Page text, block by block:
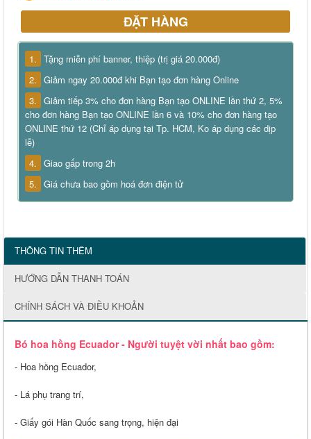
ĐẶT HÀNG
1. Tặng miễn phí banner, thiệp (trị giá 20.000đ)
2. Giảm ngay 20.000đ khi Bạn tạo đơn hàng Online
3. Giảm tiếp 3% cho đơn hàng Bạn tạo ONLINE lần thứ 2, 5%
cho đơn hàng Bạn tạo ONLINE lần 6 và 10% cho đơn hàng tạo
ONLINE thứ 12 (Chỉ áp dụng tại Tp. HCM, Ko áp dụng các dịp
lễ)
4. Giao gấp trong 2h
5. Giá chưa bao gồm hoá đơn điện tử
THÔNG TIN THÊM
HƯỚNG DẪN THANH TOÁN
CHÍNH SÁCH VÀ ĐIỀU KHOẢN
Bó hoa hồng Ecuador - Người tuyệt vời nhất bao gồm:
- Hoa hồng Ecuador,
- Lá phụ trang trí,
- Giấy gói Hàn Quốc sang trọng, hiện đại